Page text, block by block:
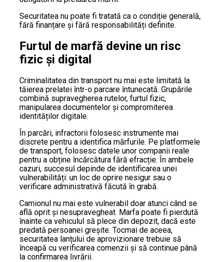
Securitatea nu poate fi tratată ca o condiție generală,
fără finanțare și fără responsabilități definite.
Furtul de marfă devine un risc
fizic și digital
Criminalitatea din transport nu mai este limitată la
tăierea prelatei într-o parcare întunecată. Grupările
combină supravegherea rutelor, furtul fizic,
manipularea documentelor și compromiterea
identităților digitale.
În parcări, infractorii folosesc instrumente mai
discrete pentru a identifica mărfurile. Pe platformele
de transport, folosesc datele unor companii reale
pentru a obține încărcătura fără efracție. În ambele
cazuri, succesul depinde de identificarea unei
vulnerabilități: un loc de oprire nesigur sau o
verificare administrativă făcută în grabă.
Camionul nu mai este vulnerabil doar atunci când se
află oprit și nesupravegheat. Marfa poate fi pierdută
înainte ca vehiculul să plece din depozit, dacă este
predată persoanei greșite. Tocmai de aceea,
securitatea lanțului de aprovizionare trebuie să
înceapă cu verificarea comenzii și să continue până
la confirmarea livrării.